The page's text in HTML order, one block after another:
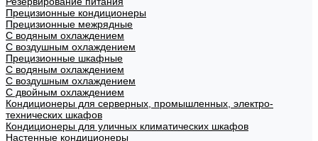
Прецизионные кондиционеры
Прецизионные межрядные
С водяным охлаждением
С воздушным охлаждением
Прецизионные шкафные
С водяным охлаждением
С воздушным охлаждением
С двойным охлаждением
Кондиционеры для серверных, промышленных, электро-
технических шкафов
Кондиционеры для уличных климатических шкафов
Настенные кондиционеры